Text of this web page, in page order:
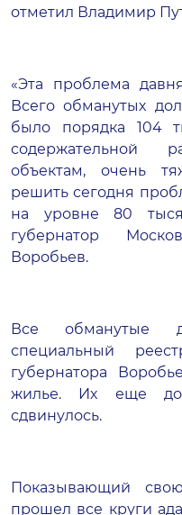
отметил Владимир
«Эта проблема
Всего обманутых
было порядка 104
содержательной
объектам, очень
решить сегодня
на уровне 80
губернатор
Воробьев.
Все обманутые
специальный
губернатора
жилье. Их еще
сдвинулось.
Показывающий
прошел все круги